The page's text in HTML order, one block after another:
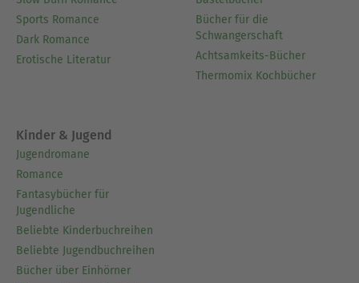
Sports Romance
Dark Romance
Erotische Literatur
Bücher für die
Schwangerschaft
Achtsamkeits-Bücher
Thermomix Kochbücher
Kinder & Jugend
Jugendromane
Romance
Fantasybücher für
Jugendliche
Beliebte Kinderbuchreihen
Beliebte Jugendbuchreihen
Bücher über Einhörner